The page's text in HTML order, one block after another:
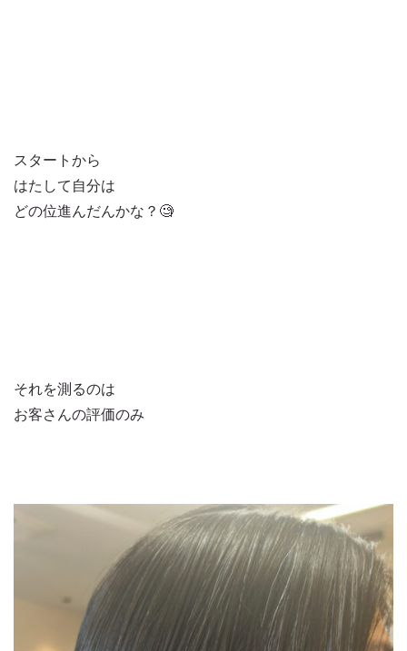
スタートから
はたして自分は
どの位進んだんかな？🧐
それを測るのは
お客さんの評価のみ